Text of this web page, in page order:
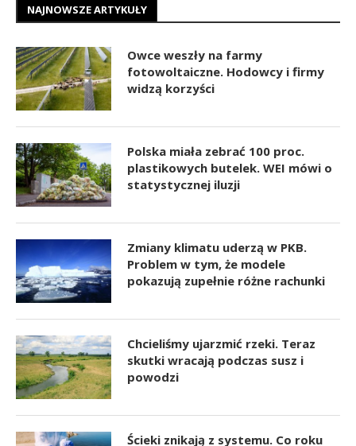
NAJNOWSZE ARTYKUŁY
Owce weszły na farmy
fotowoltaiczne. Hodowcy i firmy
widzą korzyści
Polska miała zebrać 100 proc.
plastikowych butelek. WEI mówi o
statystycznej iluzji
Zmiany klimatu uderzą w PKB.
Problem w tym, że modele
pokazują zupełnie różne rachunki
Chcieliśmy ujarzmić rzeki. Teraz
skutki wracają podczas susz i
powodzi
Ścieki znikają z systemu. Co roku